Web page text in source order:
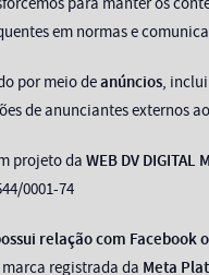
em normas e
por meio deanúncios,
de anunciantes externos
projeto da WEB DV DIGITAL
0001-74
relação com Facebook
marca registrada da Meta